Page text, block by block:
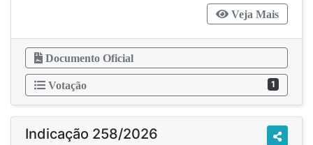
Veja Mais
Documento Oficial
Votação 1
Indicação 258/2026